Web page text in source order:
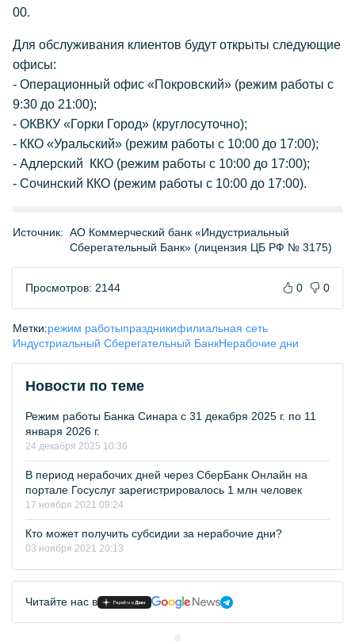
00.
Для обслуживания клиентов будут открыты следующие
офисы:
- Операционный офис «Покровский» (режим работы с
9:30 до 21:00);
- ОКВКУ «Горки Город» (круглосуточно);
- ККО «Уральский» (режим работы с 10:00 до 17:00);
- Адлерский ККО (режим работы с 10:00 до 17:00);
- Сочинский ККО (режим работы с 10:00 до 17:00).
Источник: АО Коммерческий банк «Индустриальный
Сберегательный Банк» (лицензия ЦБ РФ № 3175)
Просмотров: 2144 0 0
Метки:режим работыпраздникифилиальная сеть
Индустриальный Сберегательный БанкНерабочие дни
Новости по теме
Режим работы Банка Синара с 31 декабря 2025 г. по 11
января 2026 г.
24 декабря 2025 10:36
В период нерабочих дней через СберБанк Онлайн на
портале Госуслуг зарегистрировалось 1 млн человек
17 ноября 2021 09:24
Кто может получить субсидии за нерабочие дни?
03 ноября 2021 20:13
Читайте нас в